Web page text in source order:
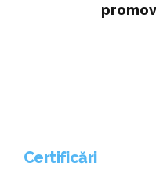
Certificări